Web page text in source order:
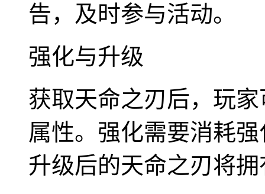
告，及时参与活动。
强化与升级
获取天命之刃后，玩
属性。强化需要消耗
升级后的天命之刃将